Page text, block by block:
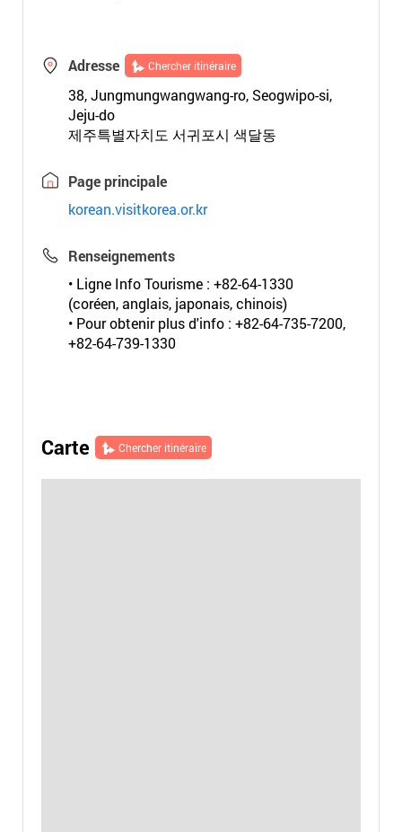
Adresse Chercher itinéraire
38, Jungmungwangwang-ro, Seogwipo-si,
Jeju-do
제주특별자치도 서귀포시 색달동
Page principale
korean.visitkorea.or.kr
Renseignements
• Ligne Info Tourisme : +82-64-1330
(coréen, anglais, japonais, chinois)
• Pour obtenir plus d'info : +82-64-735-7200,
+82-64-739-1330
Carte Chercher itinéraire